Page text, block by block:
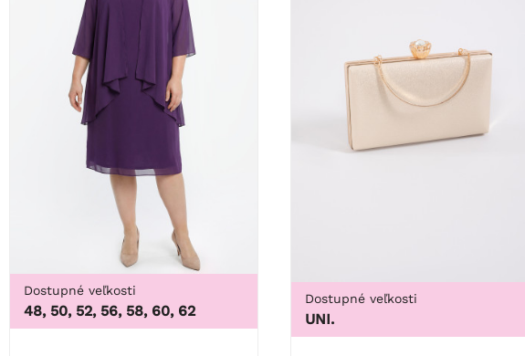
Dostupné veľkosti
48, 50, 52, 56, 58, 60, 62
Dostupné veľkosti
UNI.